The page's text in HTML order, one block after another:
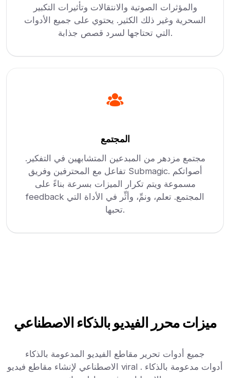
والمؤثرات الصوتية والانتقالات وتأثيرات التكبير
السحرية وغير ذلك الكثير. يحتوي على جميع الأدوات
التي تحتاجها لسرد قصص جذابة.
المجتمع
مجتمع مزدهر من المبدعين المتشابهين في التفكير.
تفاعل مع المحترفين وفريق Submagic. أصواتكم
مسموعة ويتم تكرار الميزات بسرعة بناءً على
feedback المجتمع. تعلم، ونمِّ، وأثِّر في الأداة التي
تحبها.
ميزات محرر الفيديو بالذكاء الاصطناعي
جميع أدوات تحرير مقاطع الفيديو المدعومة بالذكاء
الاصطناعي لإنشاء مقاطع فيديو viral . أدوات مدعومة بالذكاء